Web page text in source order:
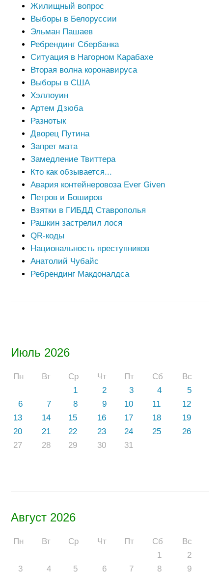
Июль 2026
Пн Вт Ср Чт Пт Сб
Вс
1
2 3 4
5
6
7 8 9 10 11
12
13
14 15 16 17 18
19
20
21 22 23 24 25
26
27
28 29 30 31
Август 2026
Пн Вт Ср Чт Пт Сб
Вс
1
2
3
4 5 6 7 8 9
Жилищный вопрос
Выборы в Белоруссии
Эльман Пашаев
Ребрендинг Сбербанка
Ситуация в Нагорном Карабахе
Вторая волна коронавируса
Выборы в США
Хэллоуин
Артем Дзюба
Разнотык
Дворец Путина
Запрет мата
Замедление Твиттера
Кто как обзывается...
Авария контейнеровоза Ever Given
Петров и Боширов
Взятки в ГИБДД Ставрополья
Рашкин застрелил лося
QR-коды
Национальность преступников
Анатолий Чубайс
Ребрендинг Макдоналдса